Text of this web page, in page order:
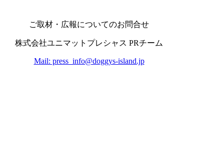
ご取材・広報についてのお問合せ
株式会社ユニマットプレシャス PRチーム
Mail: press_info@doggys-island.jp